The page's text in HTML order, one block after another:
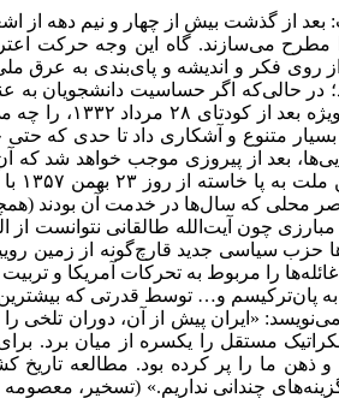
بعد از گذشت بیش از چهار و نیم دهه از
مطرح می‌سازند. گاه این وجه حرکت
روی فکر و اندیشه و پای‌بندی به عرق
در حالی‌که اگر حساسیت دانشجویان به
قبال سرنوشت کشور خویش در تسخیر
بسیار متنوع و آشکاری داد تا حدی
بعد از پیروزی موجب خواهد شد
شوند و
عناصر محلی که سال‌ها در خدمت آن بودند
چون آیت‌الله طالقانی نتوانست از
سیاسی جدید قارچ‌گونه از زمین
را مربوط به تحرکات آمریکا و
پان‌ترکیسم و… توسط قدرتی که
مستقل را یکسره از میان برد. برای
ما را پر کرده بود. مطالعه تاریخ
چندانی نداریم.» (تسخیر، معصومه